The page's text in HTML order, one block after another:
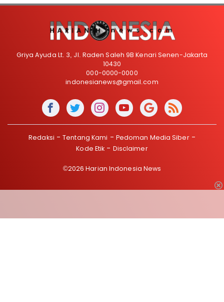
Griya Ayuda Lt. 3, Jl. Raden Saleh 9B Kenari Senen-Jakarta
10430
000-0000-0000
indonesianews@gmail.com
Redaksi Tentang Kami
Pedoman Media Siber
Kode Etik
Disclaimer
©2026 Harian Indonesia News